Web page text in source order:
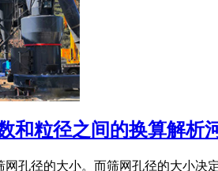
和粒径之间的换算解析
孔径的大小。而筛网孔径的大小决